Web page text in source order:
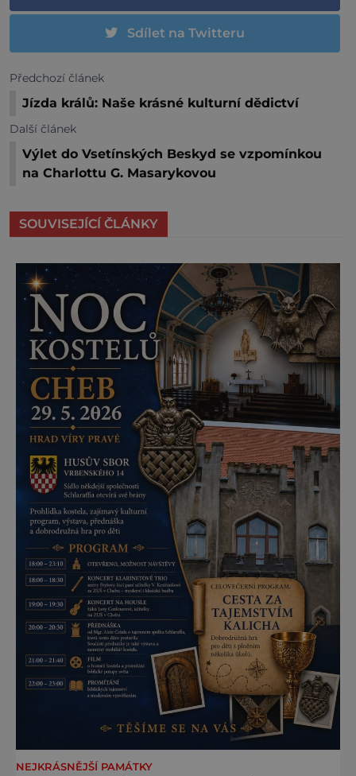
Sdílet na Twitteru
Předchozí článek
Jízda králů: Naše krásné kulturní dědictví
Další článek
Výlet do Vsetínských Beskyd se vzpomínkou
na Charlottu G. Masarykovou
SOUVISEJÍCÍ ČLÁNKY
NEJKRÁSNĚJŠÍ PAMÁTKY